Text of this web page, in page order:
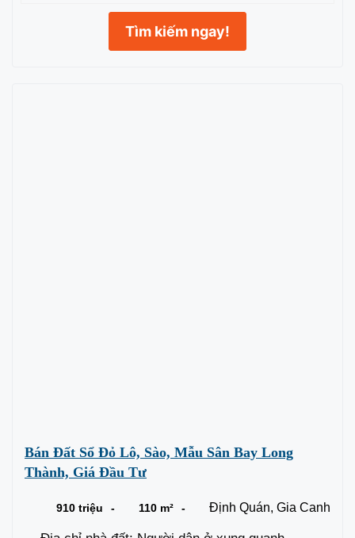
Tìm kiếm ngay!
Bán Đất Sổ Đỏ Lô, Sào, Mẫu Sân Bay Long
Thành, Giá Đầu Tư
910 triệu 110 m² Định Quán, Gia Canh